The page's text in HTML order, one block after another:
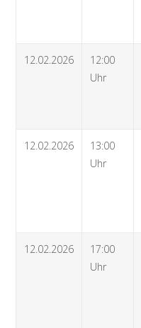
12.02.2026
12:00
Uhr
12.02.2026
13:00
Uhr
12.02.2026
17:00
Uhr